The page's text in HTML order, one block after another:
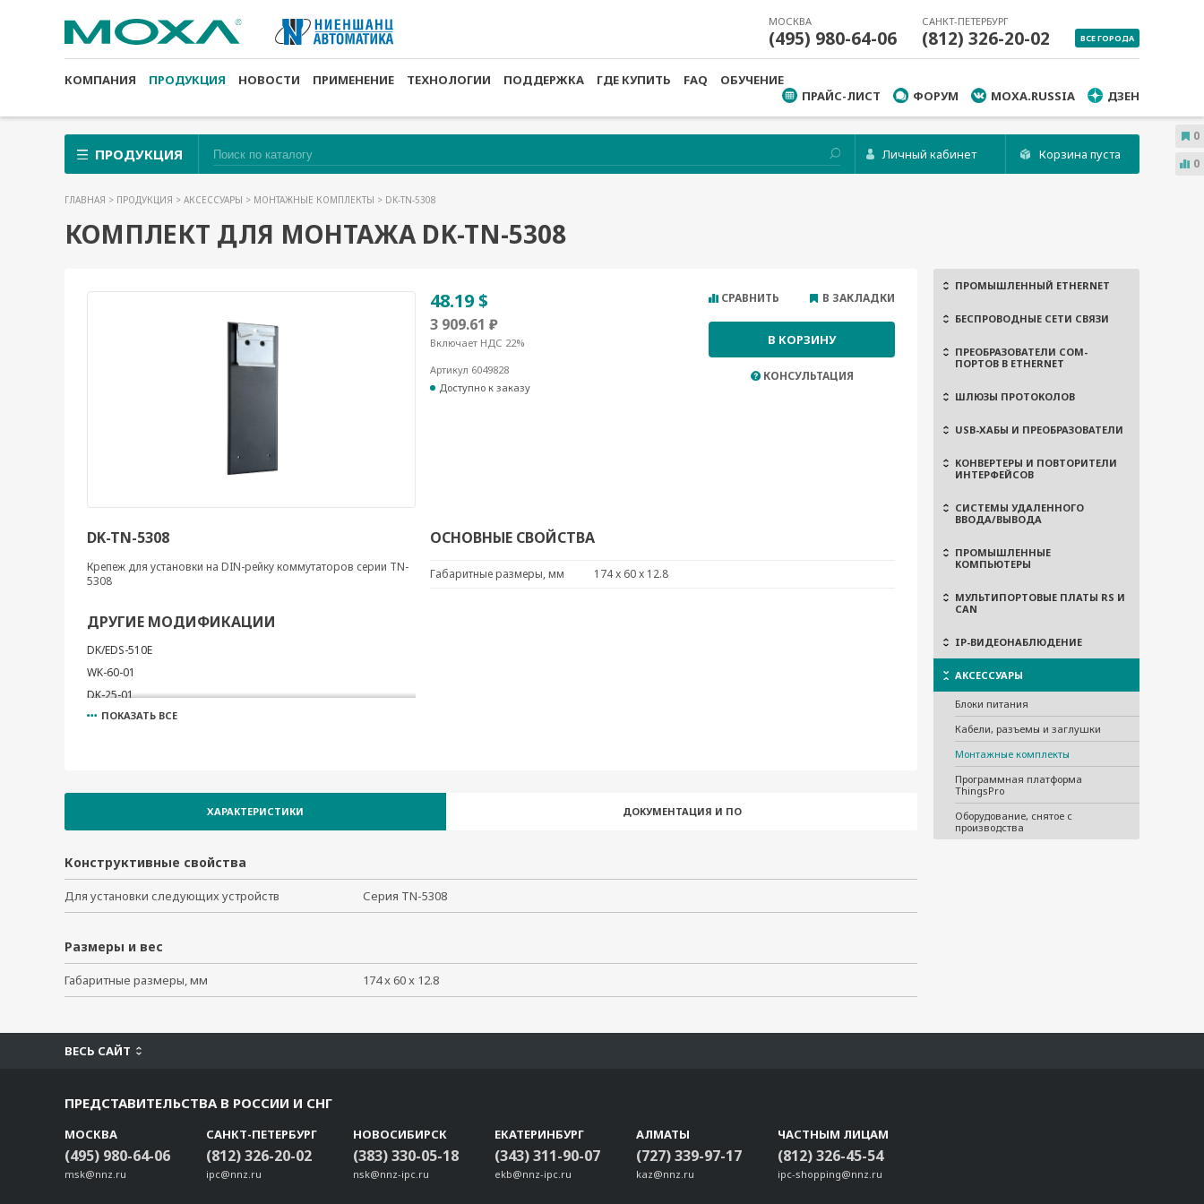
МОСКВА
(495) 980-64-06
САНКТ-ПЕТЕРБУРГ
(812) 326-20-02 ВСЕ ГОРОДА
КОМПАНИЯ ПРОДУКЦИЯ НОВОСТИ ПРИМЕНЕНИЕ ТЕХНОЛОГИИ ПОДДЕРЖКА ГДЕ КУПИТЬ FAQ
ОБУЧЕНИЕ
ПРАЙС-ЛИСТ
ФОРУМ MOXA.RUSSIA ДЗЕН
ПРОДУКЦИЯ Личный кабинет Корзина пуста
ГЛАВНАЯ > ПРОДУКЦИЯ > АКСЕССУАРЫ > МОНТАЖНЫЕ КОМПЛЕКТЫ > DK-TN-5308
КОМПЛЕКТ ДЛЯ МОНТАЖА DK-TN-5308
ПРОМЫШЛЕННЫЙ ETHERNET
БЕСПРОВОДНЫЕ СЕТИ СВЯЗИ
ПРЕОБРАЗОВАТЕЛИ COM-
ПОРТОВ В ETHERNET
ШЛЮЗЫ ПРОТОКОЛОВ
USB-ХАБЫ И ПРЕОБРАЗОВАТЕЛИ
КОНВЕРТЕРЫ И ПОВТОРИТЕЛИ
ИНТЕРФЕЙСОВ
СИСТЕМЫ УДАЛЕННОГО
ВВОДА/ВЫВОДА
ПРОМЫШЛЕННЫЕ
КОМПЬЮТЕРЫ
МУЛЬТИПОРТОВЫЕ ПЛАТЫ RS И
CAN
IP-ВИДЕОНАБЛЮДЕНИЕ
АКСЕССУАРЫ
Блоки питания
Кабели, разъемы и заглушки
Монтажные комплекты
Программная платформа
ThingsPro
Оборудование, снятое с
производства
48.19 $
3 909.61 ₽
Включает НДС 22%
Артикул 6049828
Доступно к заказу
СРАВНИТЬ В ЗАКЛАДКИ
В КОРЗИНУ
КОНСУЛЬТАЦИЯ
DK-TN-5308
Крепеж для установки на DIN-рейку коммутаторов серии TN-
5308
ДРУГИЕ МОДИФИКАЦИИ
DK/EDS-510E
WK-60-01
DK-25-01
DK-UP1200
WK-46
DK35A
RK-4U
WK-30
DK-DC50131
PK-DC2DOF
WK-55
WK-35-01
WK-36-02
WK-46-01
WK-195
ПОКАЗАТЬ ВСЕ
ОСНОВНЫЕ СВОЙСТВА
Габаритные размеры, мм 174 x 60 x 12.8
ХАРАКТЕРИСТИКИ ДОКУМЕНТАЦИЯ И ПО
Конструктивные свойства
Для установки следующих устройств Серия TN-5308
Размеры и вес
Габаритные размеры, мм 174 x 60 x 12.8
ВЕСЬ САЙТ
ПРЕДСТАВИТЕЛЬСТВА В РОССИИ И СНГ
МОСКВА
(495) 980-64-06
msk@nnz.ru
САНКТ-ПЕТЕРБУРГ
(812) 326-20-02
ipc@nnz.ru
НОВОСИБИРСК
(383) 330-05-18
nsk@nnz-ipc.ru
ЕКАТЕРИНБУРГ
(343) 311-90-07
ekb@nnz-ipc.ru
АЛМАТЫ
(727) 339-97-17
kaz@nnz.ru
ЧАСТНЫМ ЛИЦАМ
(812) 326-45-54
ipc-shopping@nnz.ru
0
0